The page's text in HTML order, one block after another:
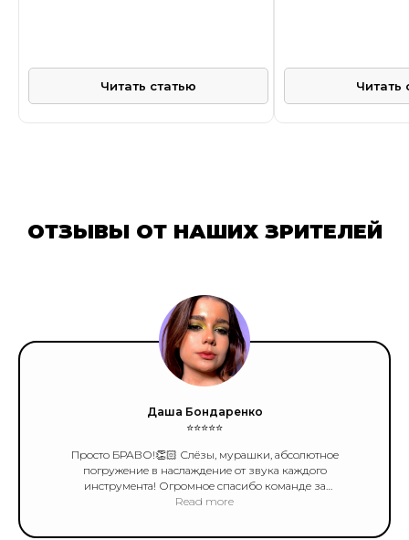
Читать статью Читать
ОТЗЫВЫ ОТ НАШИХ ЗРИТЕЛЕЙ
Даша Бондаренко
⭐️⭐️⭐️⭐️⭐️
Просто БРАВО!👏🏻 Слёзы, мурашки, абсолютное
погружение в наслаждение от звука каждого
инструмента! Огромное спасибо команде за
колоссальную работу! Незабываемые эмоции, которые
Read more